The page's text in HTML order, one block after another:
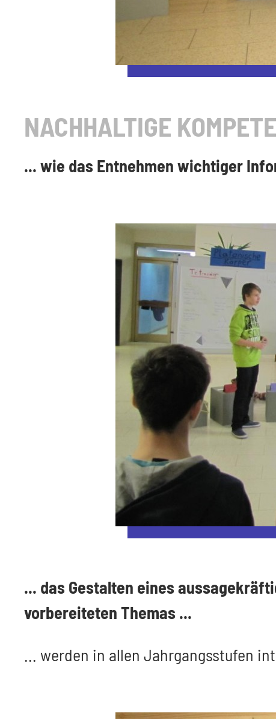
NACHHALTIGE
... wie das Entnehmen wichtiger
... das Gestalten eines
vorbereiteten Themas ...
... werden in allen Jahrgangsstufen